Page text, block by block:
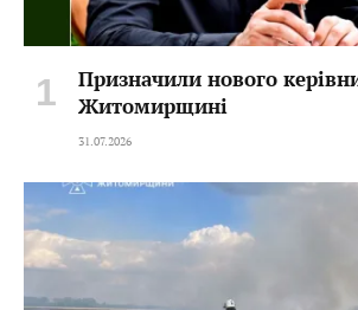
Призначили нового
Житомирщині
31.07.2026